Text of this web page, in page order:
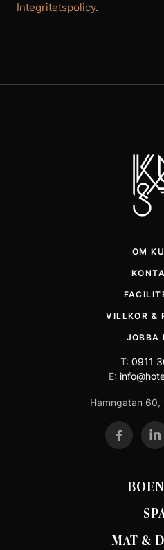
Integritetspolicy.
OM
VILLKOR &
JOBBA
T: 0911
E:
Hamngatan 60,
MAT &